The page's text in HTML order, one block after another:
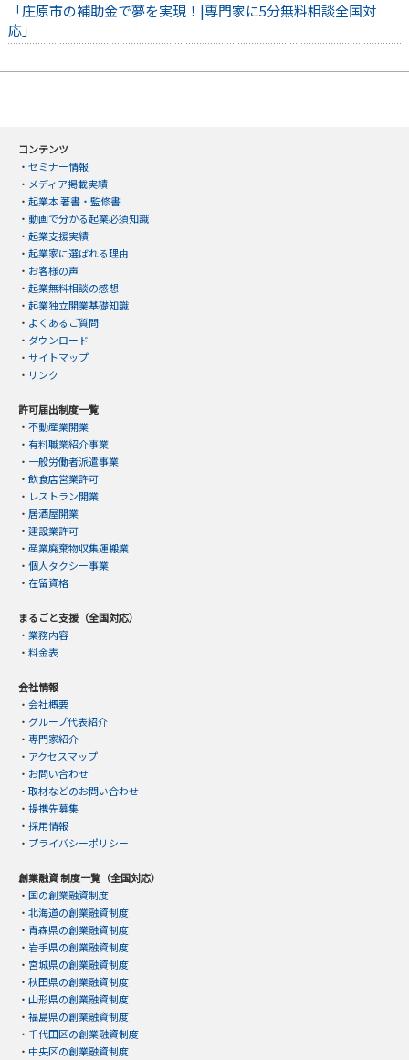
「庄原市の補助金で夢を実現！|専門家に5分無料相談全国対
応」
コンテンツ
・ セミナー情報
・ メディア掲載実績
・ 起業本 著書・監修書
・ 動画で分かる起業必須知識
・ 起業支援実績
・ 起業家に選ばれる理由
・ お客様の声
・ 起業無料相談の感想
・ 起業独立開業基礎知識
・ よくあるご質問
・ ダウンロード
・ サイトマップ
・ リンク
許可届出制度一覧
・ 不動産業開業
・ 有料職業紹介事業
・ 一般労働者派遣事業
・ 飲食店営業許可
・ レストラン開業
・ 居酒屋開業
・ 建設業許可
・ 産業廃棄物収集運搬業
・ 個人タクシー事業
・ 在留資格
まるごと支援（全国対応）
・ 業務内容
・ 料金表
会社情報
・ 会社概要
・ グループ代表紹介
・ 専門家紹介
・ アクセスマップ
・ お問い合わせ
・ 取材などのお問い合わせ
・ 提携先募集
・ 採用情報
・ プライバシーポリシー
創業融資 制度一覧（全国対応）
・ 国の創業融資制度
・ 北海道の創業融資制度
・ 青森県の創業融資制度
・ 岩手県の創業融資制度
・ 宮城県の創業融資制度
・ 秋田県の創業融資制度
・ 山形県の創業融資制度
・ 福島県の創業融資制度
・ 千代田区の創業融資制度
・ 中央区の創業融資制度